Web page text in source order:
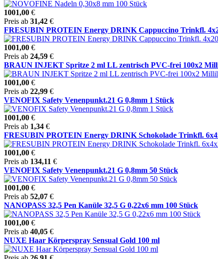
1001,00 €
Preis ab 31,42 €
FRESUBIN PROTEIN Energy DRINK Cappuccino Trinkfl.
1001,00 €
Preis ab 24,59 €
BRAUN INJEKT Spritze 2 ml LL zentrisch PVC-frei 100x2
1001,00 €
Preis ab 22,99 €
VENOFIX Safety Venenpunkt.21 G 0,8mm 1 Stück
1001,00 €
Preis ab 1,34 €
FRESUBIN PROTEIN Energy DRINK Schokolade Trinkfl.
1001,00 €
Preis ab 134,11 €
VENOFIX Safety Venenpunkt.21 G 0,8mm 50 Stück
1001,00 €
Preis ab 52,07 €
NANOPASS 32,5 Pen Kanüle 32,5 G 0,22x6 mm 100 Stück
1001,00 €
Preis ab 40,05 €
NUXE Haar Körperspray Sensual Gold 100 ml